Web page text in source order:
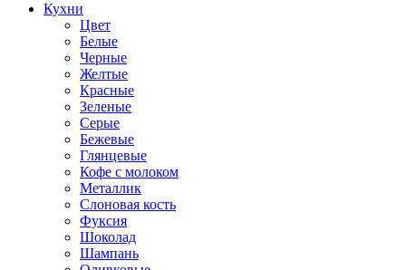
Кухни
Цвет
Белые
Черные
Желтые
Красные
Зеленые
Серые
Бежевые
Глянцевые
Кофе с молоком
Металлик
Слоновая кость
Фуксия
Шоколад
Шампань